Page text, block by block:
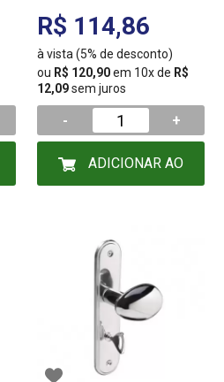
R$ 114,86
à vista (5% de desconto)
ou R$ 120,90em 10x de R$
12,09sem juros
- +